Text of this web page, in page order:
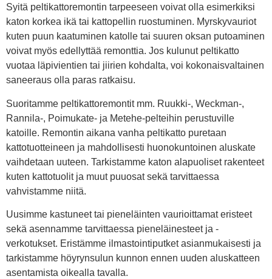
Syitä peltikattoremontin tarpeeseen voivat olla esimerkiksi
katon korkea ikä tai kattopellin ruostuminen. Myrskyvauriot
kuten puun kaatuminen katolle tai suuren oksan putoaminen
voivat myös edellyttää remonttia. Jos kulunut peltikatto
vuotaa läpivientien tai jiirien kohdalta, voi kokonaisvaltainen
saneeraus olla paras ratkaisu.
Suoritamme peltikattoremontit mm. Ruukki-, Weckman-,
Rannila-, Poimukate- ja Metehe-pelteihin perustuville
katoille. Remontin aikana vanha peltikatto puretaan
kattotuotteineen ja mahdollisesti huonokuntoinen aluskate
vaihdetaan uuteen. Tarkistamme katon alapuoliset rakenteet
kuten kattotuolit ja muut puuosat sekä tarvittaessa
vahvistamme niitä.
Uusimme kastuneet tai pieneläinten vaurioittamat eristeet
sekä asennamme tarvittaessa pieneläinesteet ja -
verkotukset. Eristämme ilmastointiputket asianmukaisesti ja
tarkistamme höyrynsulun kunnon ennen uuden aluskatteen
asentamista oikealla tavalla.